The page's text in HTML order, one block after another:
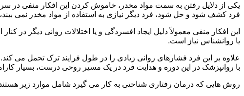
یکی از دلایل رفتن به سمت مواد مخدر، خاموش کردن این افکار منفی در
فرد کشف شود و حل شود، فرد دیگر نیازی به استفاده از مواد مخدر نمی
این افکار منفی معمولاً دلیل ایجاد افسردگی و یا اختلالات روانی دیگر در
یا روانشناس نیاز است.
علاوه بر این فرد فشارهای روانی زیادی را در طول فرایند ترک تحمل می
با روانپزشک در این دوره و هدایت فرد در یک مسیر روحی درست، بسیار
روش هایی که درمان رفتاری شناختی به کار می گیرد شامل موارد زیر